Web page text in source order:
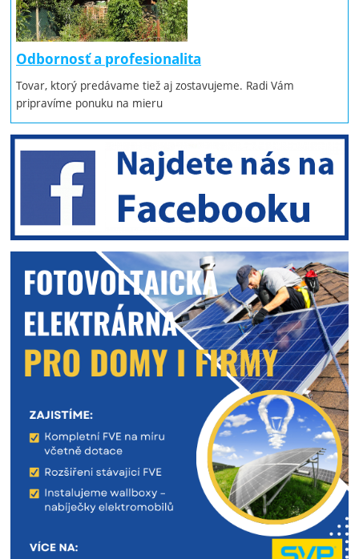
Odbornosť a profesionalita
Tovar, ktorý predávame tiež aj zostavujeme. Radi Vám
pripravíme ponuku na mieru